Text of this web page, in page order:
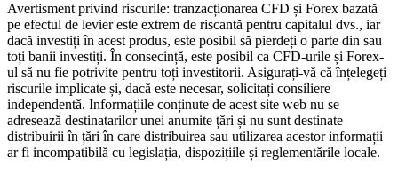
Avertisment privind riscurile: tranzacționarea CFD și Forex bazată
pe efectul de levier este extrem de riscantă pentru capitalul dvs., iar
dacă investiți în acest produs, este posibil să pierdeți o parte din sau
toți banii investiți. În consecință, este posibil ca CFD-urile și Forex-
ul să nu fie potrivite pentru toți investitorii. Asigurați-vă că înțelegeți
riscurile implicate și, dacă este necesar, solicitați consiliere
independentă. Informațiile conținute de acest site web nu se
adresează destinatarilor unei anumite țări și nu sunt destinate
distribuirii în țări în care distribuirea sau utilizarea acestor informații
ar fi incompatibilă cu legislația, dispozițiile și reglementările locale.